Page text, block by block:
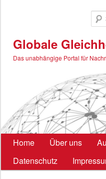
Globale
Das unabhängige Portal für
Hauptmenü
Home Über uns
Datenschutz